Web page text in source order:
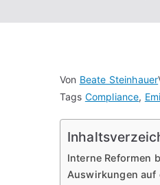
Von Beate Steinhauer
Tags Compliance,
Interne Reformen
Auswirkungen auf